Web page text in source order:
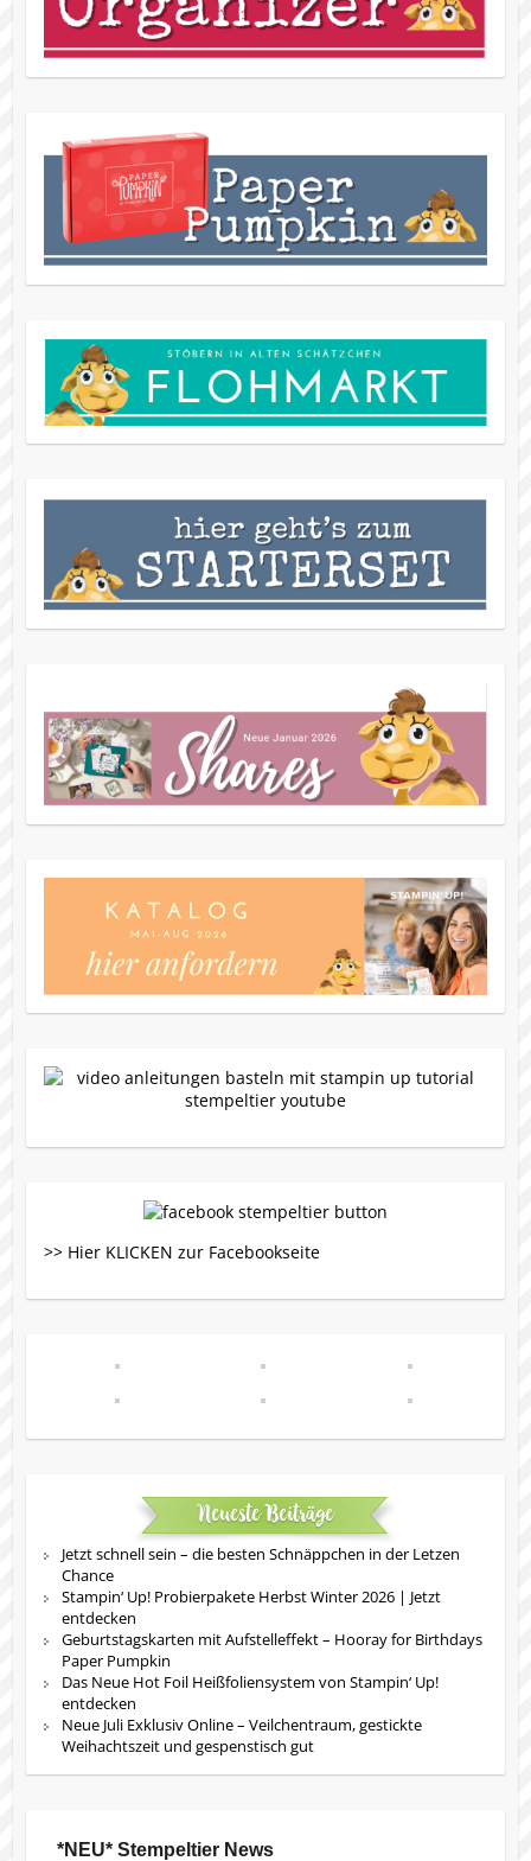
>> Hier KLICKEN zur Facebookseite
Neueste Beiträge
Jetzt schnell sein – die besten Schnäppchen in der Letzen
Chance
Stampin‘ Up! Probierpakete Herbst Winter 2026 | Jetzt
entdecken
Geburtstagskarten mit Aufstelleffekt – Hooray for Birthdays
Paper Pumpkin
Das Neue Hot Foil Heißfoliensystem von Stampin‘ Up!
entdecken
Neue Juli Exklusiv Online – Veilchentraum, gestickte
Weihachtszeit und gespenstisch gut
*NEU* Stempeltier News